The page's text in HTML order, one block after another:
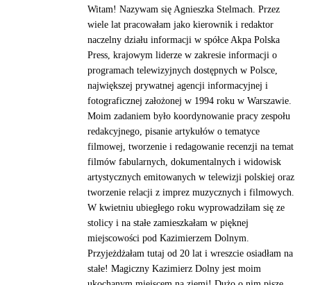
Witam! Nazywam się Agnieszka Stelmach. Przez
wiele lat pracowałam jako kierownik i redaktor
naczelny działu informacji w spółce Akpa Polska
Press, krajowym liderze w zakresie informacji o
programach telewizyjnych dostępnych w Polsce,
największej prywatnej agencji informacyjnej i
fotograficznej założonej w 1994 roku w Warszawie.
Moim zadaniem było koordynowanie pracy zespołu
redakcyjnego, pisanie artykułów o tematyce
filmowej, tworzenie i redagowanie recenzji na temat
filmów fabularnych, dokumentalnych i widowisk
artystycznych emitowanych w telewizji polskiej oraz
tworzenie relacji z imprez muzycznych i filmowych.
W kwietniu ubiegłego roku wyprowadziłam się ze
stolicy i na stałe zamieszkałam w pięknej
miejscowości pod Kazimierzem Dolnym.
Przyjeżdżałam tutaj od 20 lat i wreszcie osiadłam na
stałe! Magiczny Kazimierz Dolny jest moim